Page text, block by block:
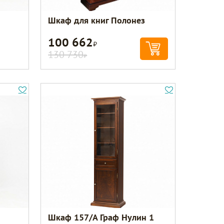
Шкаф для книг Полонез
100 662Р
130 730Р
Шкаф 157/А Граф Нулин 1